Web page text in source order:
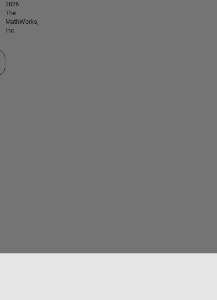
2026
The
MathWorks,
Inc.